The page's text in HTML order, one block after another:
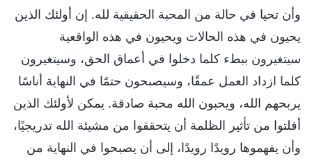
وأن تحيا في حالة من المحبة الحقيقية لله. إن أولئك الذين
يحيون في هذه الحالات ويحيون في هذه الواقعية
سيتغيرون ببطء كلما دخلوا في أعماق الحق، وسيتغيرون
كلما ازداد العمل عمقًا، وسيصبحون حتمًا في النهاية أناسًا
يربحهم الله، ويحبون الله محبة صادقة. يمكن لأولئك الذين
أفلتوا من تأثير الظلمة أن يتحققوا من مشيئة الله تدريجيًا،
وأن يفهموها رويدًا رويدًا، إلى أن يصبحوا في النهاية من